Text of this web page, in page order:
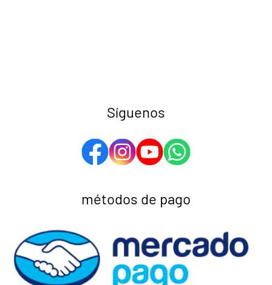
Síguenos
métodos de pago